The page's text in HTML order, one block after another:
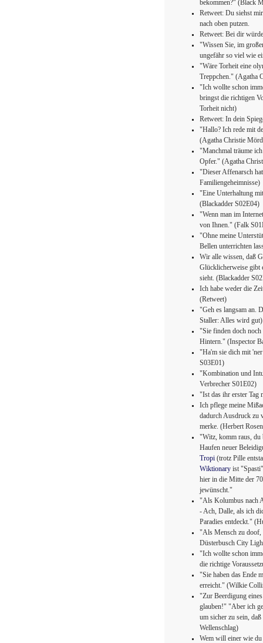
bekommen?" (Black
Retweet: Du siehst
nach oben putzen.
Retweet: Bei dir
"Wissen Sie, im
ungefähr so viel wie
"Wäre Torheit eine
Treppchen." (Agatha
"Ich wollte schon
bringst die richtigen
Torheit nicht)
Retweet: In dein
"Hallo? Ich rede mit
(Agatha Christie
"Manchmal träume
Opfer." (Agatha
"Dieser Affenarsch
Familiengeheimnisse)
"Eine Unterhaltung
(Blackadder S02E04)
"Wenn man im
von Ihnen." (Falk
"Ohne meine
Bellen unterrichten
Wir alle wissen, daß
Glücklicherweise gibt
sieht. (Blackadder
Ich habe weder die
(Retweet)
"Geh es langsam an.
Staller: Alles wird gut)
"Sie finden doch noch
Hintern." (Inspector
"Ha'm sie dich mit
S03E01)
"Kombination und
Verbrecher S01E02)
"Ist das ihr erster Tag
Ich pflege meine
dadurch Ausdruck zu
merke. (Herbert
"Witz, komm raus, du
Haufen neuer
Tropi(trotz Pille
Wiktionaryist "Spasti"
hier in die Mitte der
jewünscht."
"Als Kolumbus nach
- Ach, Dalle, als ich
Paradies entdeckt."
"Als Mensch zu doof,
Düsterbusch City
"Ich wollte schon
die richtige
"Sie haben das Ende
erreicht." (Wilkie
"Zur Beerdigung
glauben!" "Aber ich
um sicher zu sein,
Wellenschlag)
Wem will einer wie